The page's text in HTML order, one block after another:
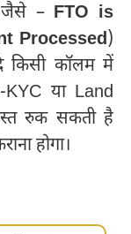
– FTO is
Processed)
किसी कॉलम में
या Land
रुक सकती है
होगा।